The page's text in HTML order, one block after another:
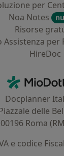
per
Noa Notes
Risorse
Assistenza per
HireDoc
Docplanner
delle
00196 Roma
e codice